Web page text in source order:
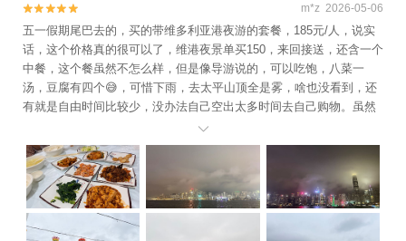

 m*z 2026-05-06
五一假期尾巴去的，买的带维多利亚港夜游的套餐，185元/人，说实
话，这个价格真的很可以了，维港夜景单买150，来回接送，还含一个
中餐，这个餐虽然不怎么样，但是像导游说的，可以吃饱，八菜一
汤，豆腐有四个😅，可惜下雨，去太平山顶全是雾，啥也没看到，还
有就是自由时间比较少，没办法自己空出太多时间去自己购物。虽然
有带我们去了一个购物点，但是不强制消费，可是我又不想在带团队
的购物点买东西，因为团队购物点比其他店要贵很多😂
